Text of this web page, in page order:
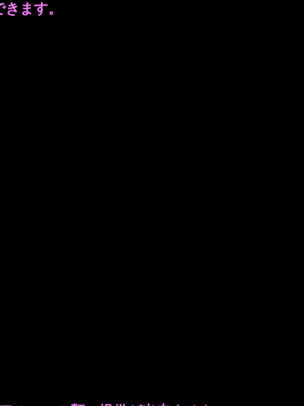
ます。